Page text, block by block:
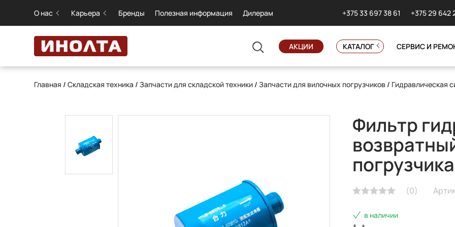
О нас Карьера Бренды Полезная информация Дилерам +375 33 697 38 61 +375 29 642
АКЦИИ КАТАЛОГ СЕРВИС И
Главная /Складская техника /Запчасти для складской техники /Запчасти для вилочных погрузчиков / Гидравлическая
Фильтр
(0)
в наличии